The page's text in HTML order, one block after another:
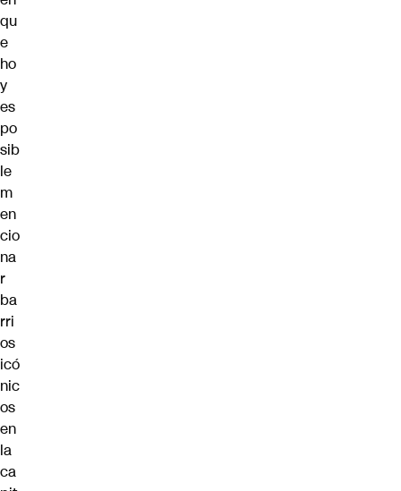
qu
e
ho
y
es
po
sib
le
m
en
cio
na
r
ba
rri
os
icó
nic
os
en
la
ca